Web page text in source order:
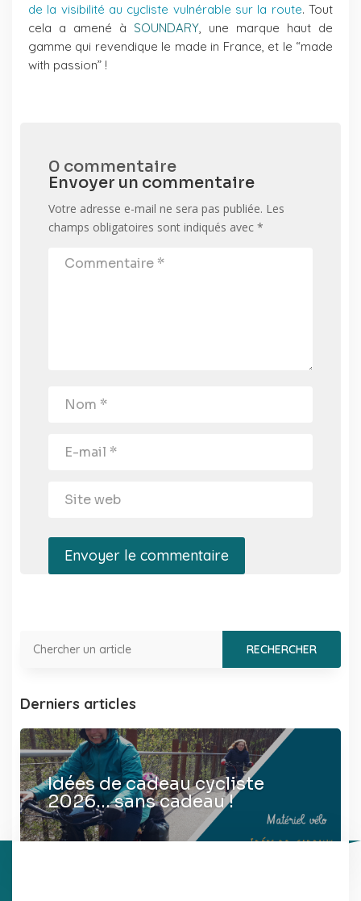
de la visibilité au cycliste vulnérable sur la route. Tout
cela a amené à SOUNDARY, une marque haut de
gamme qui revendique le made in France, et le “made
with passion” !
0 commentaire
Envoyer un commentaire
Votre adresse e-mail ne sera pas publiée. Les
champs obligatoires sont indiqués avec *
Envoyer le commentaire
Derniers articles
Idées de cadeau cycliste
2026… sans cadeau !